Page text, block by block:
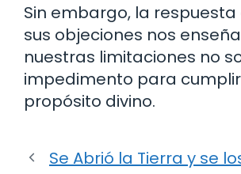
Sin embargo, la respuesta
sus objeciones nos
nuestras limitaciones no
impedimento para
propósito divino.
Se Abrió la Tierra y se